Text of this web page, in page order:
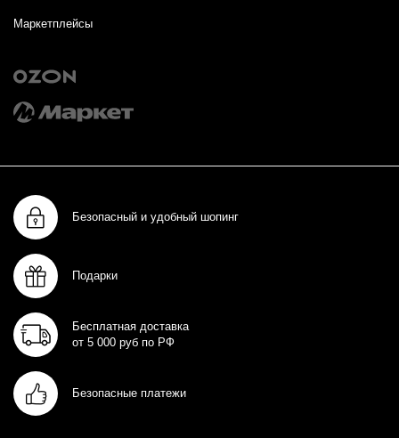
Маркетплейсы
Безопасный и удобный шопинг
Подарки
Бесплатная доставка
от 5 000 руб по РФ
Безопасные платежи